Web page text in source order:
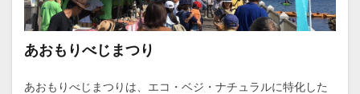
あおもりべじまつり
あおもりべじまつりは、エコ・ベジ・ナチュラルに特化した